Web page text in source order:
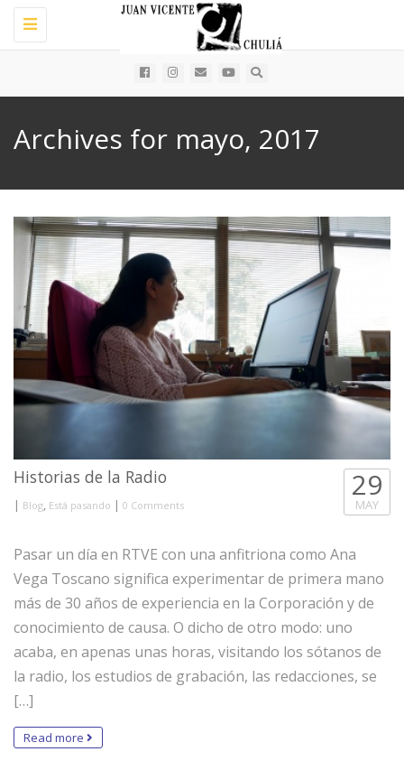
Toggle
navigation
Archives for mayo, 2017
Historias de la Radio
| Blog, Está pasando | 0 Comments
29
MAY
Pasar un día en RTVE con una anfitriona como Ana
Vega Toscano significa experimentar de primera mano
más de 30 años de experiencia en la Corporación y de
conocimiento de causa. O dicho de otro modo: uno
acaba, en apenas unas horas, visitando los sótanos de
la radio, los estudios de grabación, las redacciones, se
[…]
Read more